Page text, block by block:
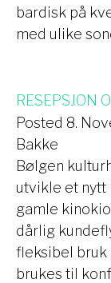
bardisk på
med ulike
RESEPSJON
Posted 8.
Bakke
Bølgen
utvikle et nytt
gamle
dårlig
fleksibel bruk
brukes til